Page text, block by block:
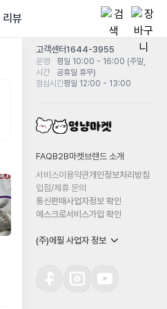
리뷰
고객센터1644-3955
운영
시간
평일 10:00 - 16:00 (주말,
공휴일 휴무)
점심시간평일 12:00 - 13:00
FAQB2B마켓 브랜드 소개
서비스이용약관개인정보처리방침
입점/제휴 문의
통신판매사업자정보 확인
에스크로서비스가입 확인
(주)에필 사업자 정보